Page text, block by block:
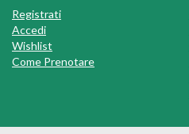
Registrati
Accedi
Wishlist
Come Prenotare